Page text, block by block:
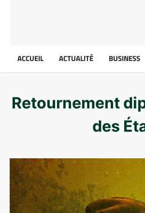
ACCUEIL ACTUALITÉ BUSINESS
Retournement
des